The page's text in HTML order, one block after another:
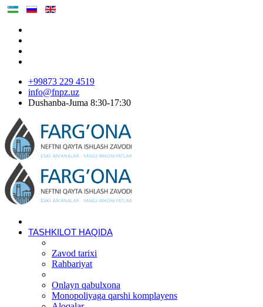
+99873 229 4519
info@fnpz.uz
Dushanba-Juma 8:30-17:30
TASHKILOT HAQIDA
Zavod tarixi
Rahbariyat
Onlayn qabulxona
Monopoliyaga qarshi komplayens